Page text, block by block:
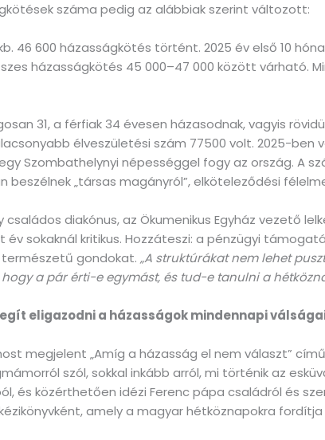
száma pedig az alábbiak szerint változott:
46 600 házasságkötés történt. 2025 év első 10
házasságkötés 45 000–47 000 között várható.
31, a férfiak 34 évesen házasodnak, vagyis
élveszületési szám 77500 volt. 2025-
Szombathelynyi népességgel fogy az ország. A
beszélnek „társas magányról”, elköteleződési
családos diakónus, az Ökumenikus Egyház vezető
év sokaknál kritikus. Hozzáteszi: a pénzügyi
gondokat.„A struktúrákat nem lehet
hogy a pár érti-e egymást, és tud-e tanulni a
eligazodni a házasságok mindennapi
megjelent „Amíg a házasság el nem választ”
szól, sokkal inkább arról, mi történik az
és közérthetően idézi Ferenc pápa családról és
amely a magyar hétköznapokra